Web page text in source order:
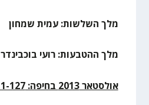
מלך השלשות: עמית שמחון
מלך ההטבעות: רועי בוכבינדר
אולסטאר 2013 בחיפה: 111-127 לישראלים